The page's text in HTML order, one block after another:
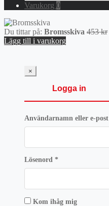
for:
Varukorg 0
Du tittar på: Bromsskiva 453kr
Lägg till i varukorg
×
Logga in
Användarnamn eller e-post
Lösenord *Obligatoriskt
Kom ihåg mig